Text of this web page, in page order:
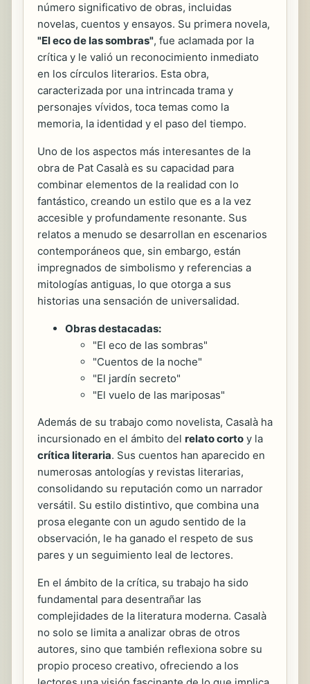
número significativo de obras, incluidas
novelas, cuentos y ensayos. Su primera novela,
"El eco de las sombras", fue aclamada por la
crítica y le valió un reconocimiento inmediato
en los círculos literarios. Esta obra,
caracterizada por una intrincada trama y
personajes vívidos, toca temas como la
memoria, la identidad y el paso del tiempo.
Uno de los aspectos más interesantes de la
obra de Pat Casalà es su capacidad para
combinar elementos de la realidad con lo
fantástico, creando un estilo que es a la vez
accesible y profundamente resonante. Sus
relatos a menudo se desarrollan en escenarios
contemporáneos que, sin embargo, están
impregnados de simbolismo y referencias a
mitologías antiguas, lo que otorga a sus
historias una sensación de universalidad.
Obras destacadas:
"El eco de las sombras"
"Cuentos de la noche"
"El jardín secreto"
"El vuelo de las mariposas"
Además de su trabajo como novelista, Casalà ha
incursionado en el ámbito del relato corto y la
crítica literaria. Sus cuentos han aparecido en
numerosas antologías y revistas literarias,
consolidando su reputación como un narrador
versátil. Su estilo distintivo, que combina una
prosa elegante con un agudo sentido de la
observación, le ha ganado el respeto de sus
pares y un seguimiento leal de lectores.
En el ámbito de la crítica, su trabajo ha sido
fundamental para desentrañar las
complejidades de la literatura moderna. Casalà
no solo se limita a analizar obras de otros
autores, sino que también reflexiona sobre su
propio proceso creativo, ofreciendo a los